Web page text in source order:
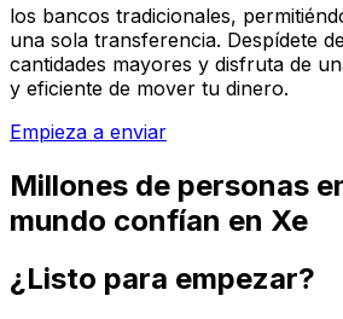
los bancos tradicionales,
una sola transferencia. Despídete
cantidades mayores y disfruta de
y eficiente de mover tu dinero.
Empieza a enviar
Millones de personas
mundo confían en Xe
¿Listo para empezar?